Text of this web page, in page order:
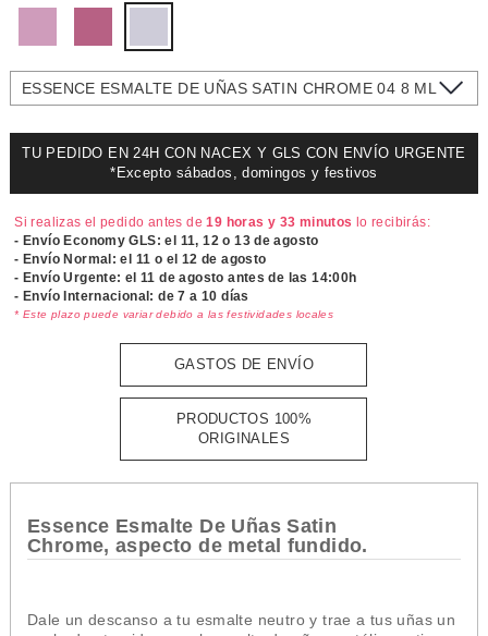
ESSENCE ESMALTE DE UÑAS SATIN CHROME 04 8 ML
TU PEDIDO EN 24H CON NACEX Y GLS CON ENVÍO URGENTE
*Excepto sábados, domingos y festivos
Si realizas el pedido antes de19 horas y 33 minutos lo recibirás:
- Envío Economy GLS: el 11, 12 o 13 de agosto
- Envío Normal: el 11 o el 12 de agosto
- Envío Urgente: el11 de agosto antes de las 14:00h
- Envío Internacional: de 7 a 10 días
* Este plazo puede variar debido a las festividades locales
GASTOS DE ENVÍO
PRODUCTOS 100%
ORIGINALES
Essence Esmalte De Uñas Satin
Chrome, aspecto de metal fundido.
Dale un descanso a tu esmalte neutro y trae a tus uñas un